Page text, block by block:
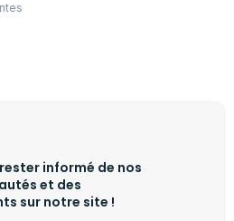
informé de nos
et des
sur notre site !